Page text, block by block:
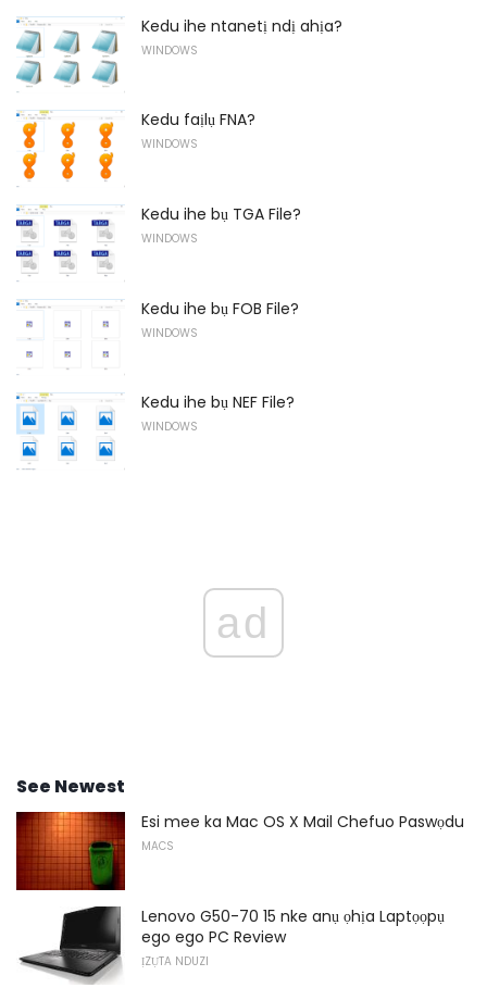
Kedu ihe ntanetị ndị ahịa?
WINDOWS
Kedu faịlụ FNA?
WINDOWS
Kedu ihe bụ TGA File?
WINDOWS
Kedu ihe bụ FOB File?
WINDOWS
Kedu ihe bụ NEF File?
WINDOWS
ad
See Newest
Esi mee ka Mac OS X Mail Chefuo Paswọdu
MACS
Lenovo G50-70 15 nke anụ ọhịa Laptọọpụ
ego ego PC Review
ỊZỤTA NDUZI